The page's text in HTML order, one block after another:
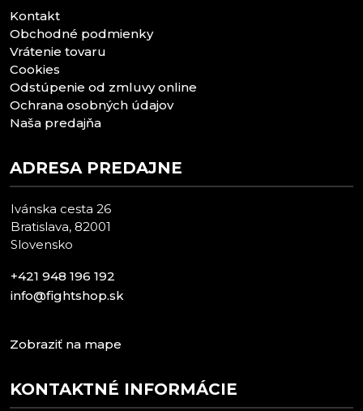
Kontakt
Obchodné podmienky
Vrátenie tovaru
Cookies
Odstúpenie od zmluvy online
Ochrana osobných údajov
Naša predajňa
ADRESA PREDAJNE
Ivánska cesta 26
Bratislava, 82001
Slovensko
+421 948 196 192
info@fightshop.sk
Zobraziť na mape
KONTAKTNÉ INFORMÁCIE